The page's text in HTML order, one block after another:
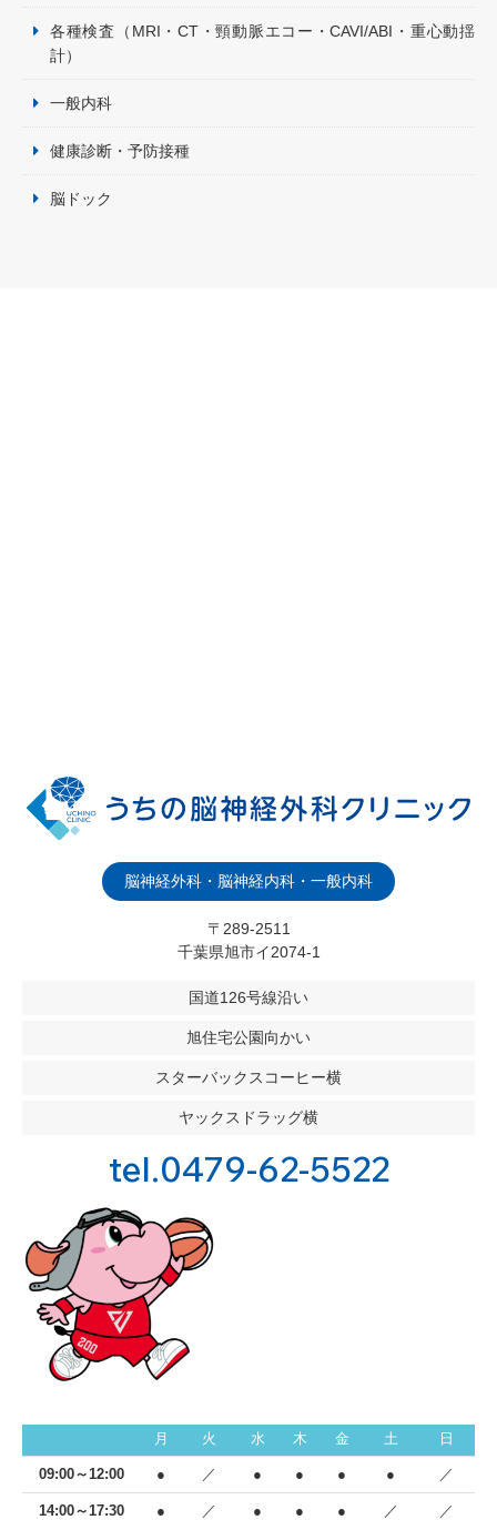
各種検査（MRI・CT・頸動脈エコー・CAVI/ABI・重心動揺
計）
一般内科
健康診断・予防接種
脳ドック
脳神経外科・脳神経内科・一般内科
〒289-2511
千葉県旭市イ2074-1
国道126号線沿い
旭住宅公園向かい
スターバックスコーヒー横
ヤックスドラッグ横
tel.0479-62-5522
月 火 水 木 金 土 日
09:00～12:00 ● ／ ● ● ● ● ／
14:00～17:30 ● ／ ● ● ● ／ ／